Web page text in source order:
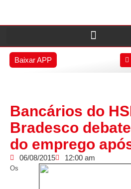
Baixar APP
Bancários do
Bradesco
do emprego
06/08/2015 12:00 am
Os